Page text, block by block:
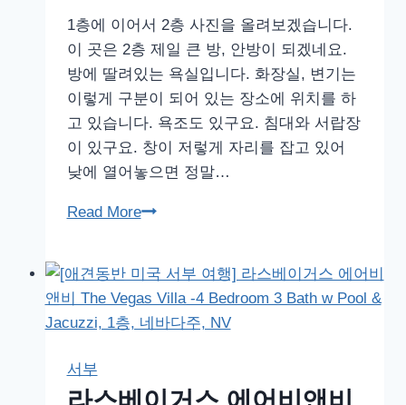
분
수
쇼,
네
바
다
주,
1층에 이어서 2층 사진을 올려보겠습니다.
이 곳은 2층 제일 큰 방, 안방이 되겠네요.
방에 딸려있는 욕실입니다. 화장실, 변기는
이렇게 구분이 되어 있는 장소에 위치를 하
고 있습니다. 욕조도 있구요. 침대와 서랍장
이 있구요. 창이 저렇게 자리를 잡고 있어
낮에 열어놓으면 정말…
Read More라
이
거
스
서부